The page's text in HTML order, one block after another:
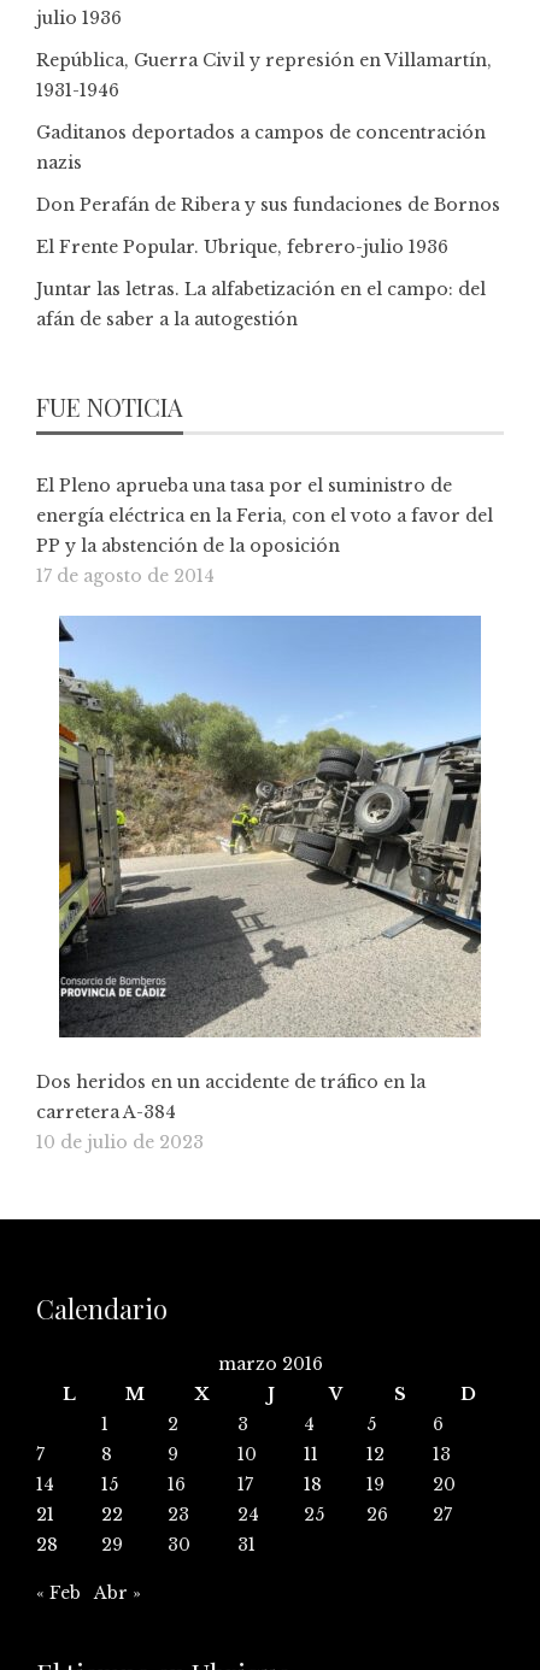
julio 1936
República, Guerra Civil y represión en Villamartín,
1931-1946
Gaditanos deportados a campos de concentración
nazis
Don Perafán de Ribera y sus fundaciones de Bornos
El Frente Popular. Ubrique, febrero-julio 1936
Juntar las letras. La alfabetización en el campo: del
afán de saber a la autogestión
FUE NOTICIA
El Pleno aprueba una tasa por el suministro de
energía eléctrica en la Feria, con el voto a favor del
PP y la abstención de la oposición
17 de agosto de 2014
Dos heridos en un accidente de tráfico en la
carretera A-384
10 de julio de 2023
Calendario
marzo 2016
L
M X J V S
D
1
2 3 4 5
6
7
8 9 10 11 12
13
14
15 16 17 18 19
20
21
22 23 24 25 26
27
28
29 30 31
« Feb Abr »